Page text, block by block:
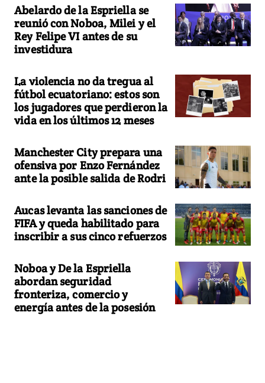
Abelardo de la Espriella se
reunió con Noboa, Milei y el
Rey Felipe VI antes de su
investidura
La violencia no da tregua al
fútbol ecuatoriano: estos son
los jugadores que perdieron la
vida en los últimos 12 meses
Manchester City prepara una
ofensiva por Enzo Fernández
ante la posible salida de Rodri
Aucas levanta las sanciones de
FIFA y queda habilitado para
inscribir a sus cinco refuerzos
Noboa y De la Espriella
abordan seguridad
fronteriza, comercio y
energía antes de la posesión